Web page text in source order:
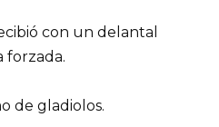
con un delantal
forzada.
de gladiolos.